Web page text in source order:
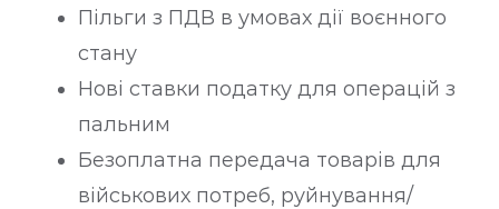
Пільги з ПДВ в умовах дії воєнного
стану
Нові ставки податку для операцій з
пальним
Безоплатна передача товарів для
військових потреб, руйнування/